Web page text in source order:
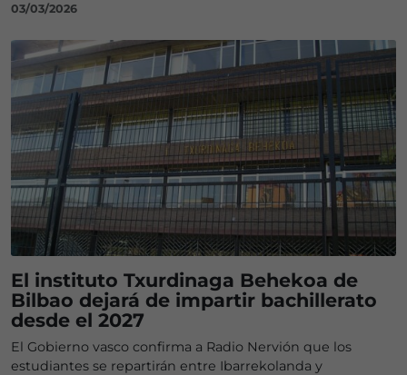
03/03/2026
El instituto Txurdinaga Behekoa de
Bilbao dejará de impartir bachillerato
desde el 2027
El Gobierno vasco confirma a Radio Nervión que los
estudiantes se repartirán entre Ibarrekolanda y